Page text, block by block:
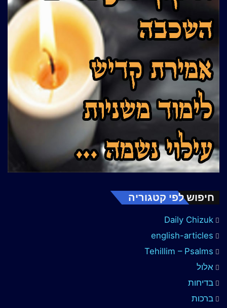
חיפוש לפי קטגוריה
Daily Chizuk
english-articles
Tehillim – Psalms
אלול
בדיחות
ברכות